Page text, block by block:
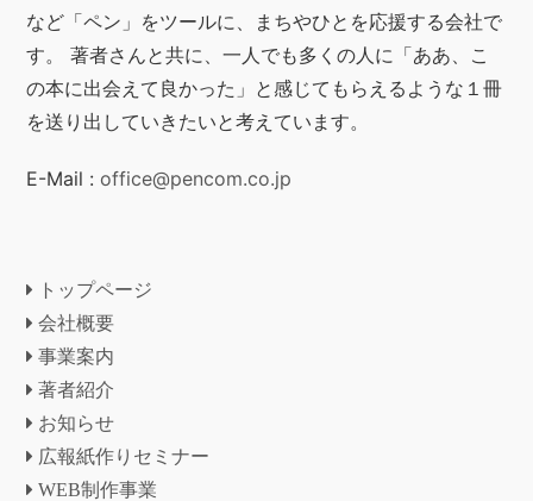
など「ペン」をツールに、まちやひとを応援する会社で
す。 著者さんと共に、一人でも多くの人に「ああ、こ
の本に出会えて良かった」と感じてもらえるような１冊
を送り出していきたいと考えています。
E-Mail :office@pencom.co.jp
トップページ
会社概要
事業案内
著者紹介
お知らせ
広報紙作りセミナー
WEB制作事業